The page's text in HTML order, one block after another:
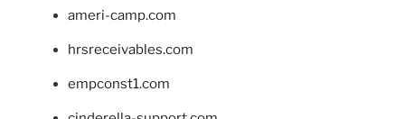
ameri-camp.com
hrsreceivables.com
empconst1.com